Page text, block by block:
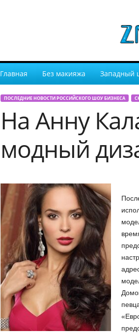
Главная Без макияжа Западный
ПОСЛЕДНИЕ НОВОСТИ РОССИЙСКОГО ШОУ БИЗНЕСА
На Анну
модный